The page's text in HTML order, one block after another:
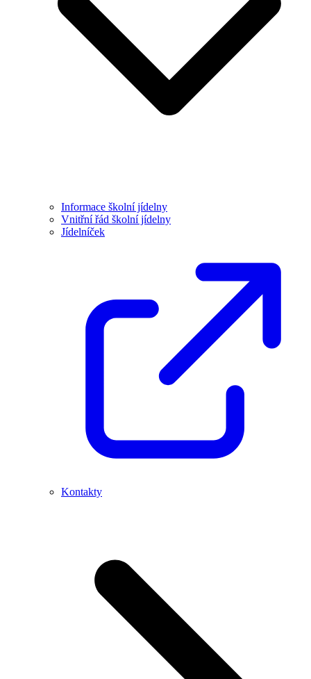
Informace školní jídelny
Vnitřní řád školní jídelny
Jídelníček
Kontakty